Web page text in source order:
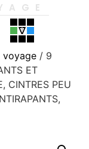
voyage / 9
ET
CINTRES PEU